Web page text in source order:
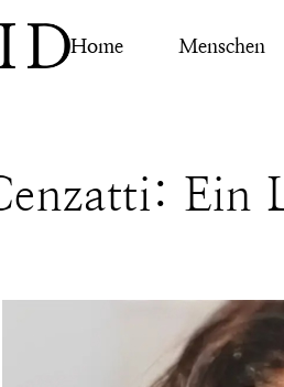
Home Menschen
Ein